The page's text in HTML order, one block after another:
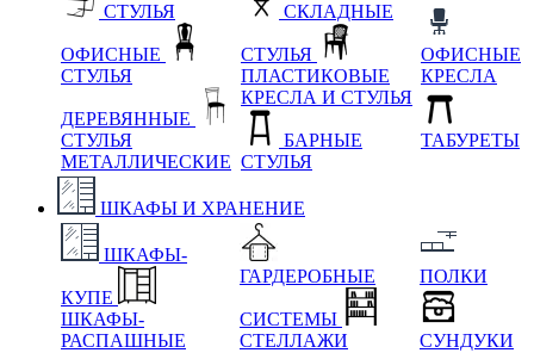
СТУЛЬЯ
ОФИСНЫЕ
СТУЛЬЯ
ДЕРЕВЯННЫЕ
СТУЛЬЯ
МЕТАЛЛИЧЕСКИЕ
СКЛАДНЫЕ
СТУЛЬЯ
ПЛАСТИКОВЫЕ
КРЕСЛА И СТУЛЬЯ
БАРНЫЕ
СТУЛЬЯ
ОФИСНЫЕ
КРЕСЛА
ТАБУРЕТЫ
ШКАФЫ И ХРАНЕНИЕ
ШКАФЫ-
КУПЕ
ШКАФЫ-
РАСПАШНЫЕ
ГАРДЕРОБНЫЕ
СИСТЕМЫ
СТЕЛЛАЖИ
ПОЛКИ
СУНДУКИ